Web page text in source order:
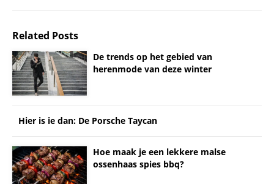
Related Posts
De trends op het gebied van
herenmode van deze winter
Hier is ie dan: De Porsche Taycan
Hoe maak je een lekkere malse
ossenhaas spies bbq?